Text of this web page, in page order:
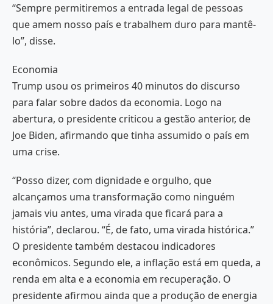
“Sempre permitiremos a entrada legal de pessoas
que amem nosso país e trabalhem duro para mantê-
lo”, disse.
Economia
Trump usou os primeiros 40 minutos do discurso
para falar sobre dados da economia. Logo na
abertura, o presidente criticou a gestão anterior, de
Joe Biden, afirmando que tinha assumido o país em
uma crise.
“Posso dizer, com dignidade e orgulho, que
alcançamos uma transformação como ninguém
jamais viu antes, uma virada que ficará para a
história”, declarou. “É, de fato, uma virada histórica.”
O presidente também destacou indicadores
econômicos. Segundo ele, a inflação está em queda, a
renda em alta e a economia em recuperação. O
presidente afirmou ainda que a produção de energia